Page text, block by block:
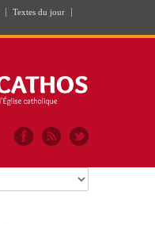
Textes du jour